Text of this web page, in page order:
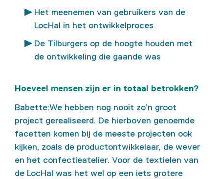
Het meenemen van gebruikers van de
LocHal in het ontwikkelproces
De Tilburgers op de hoogte houden met
de ontwikkeling die gaande was
Hoeveel mensen zijn er in totaal betrokken?
Babette:We hebben nog nooit zo’n groot
project gerealiseerd. De hierboven genoemde
facetten komen bij de meeste projecten ook
kijken, zoals de productontwikkelaar, de wever
en het confectieatelier. Voor de textielen van
de LocHal was het wel op een iets grotere